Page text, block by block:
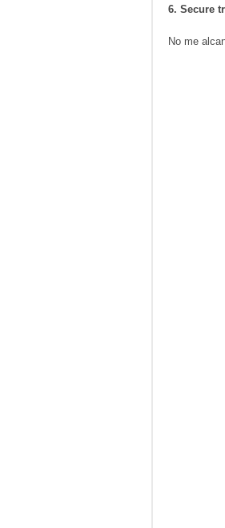
6. Secure
No me